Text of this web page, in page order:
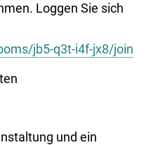
Loggen Sie sich
jb5-q3t-i4f-jx8/join
und ein